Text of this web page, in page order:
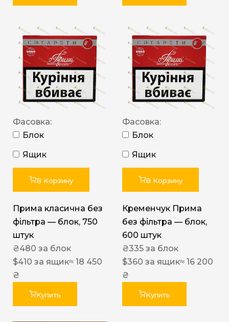
Фасовка:
Блок
Ящик
В Корзину
Прима класична без
фільтра — блок, 750
штук
₴480 за блок
$410 за ящик≈ 18 450
₴
Купить
Фасовка:
Блок
Ящик
В Корзину
Кременчук Прима
без фільтра — блок,
600 штук
₴335 за блок
$360 за ящик≈ 16 200
₴
Купить